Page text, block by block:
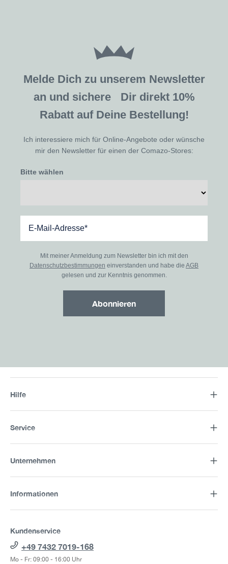
Melde Dich zu unserem Newsletter
an und sichere Dir direkt 10%
Rabatt auf Deine Bestellung!
Ich interessiere mich für Online-Angebote oder wünsche
mir den Newsletter für einen der Comazo-Stores:
Bitte wählen
Mit meiner Anmeldung zum Newsletter bin ich mit den
Datenschutzbestimmungen einverstanden und habe die AGB
gelesen und zur Kenntnis genommen.
Abonnieren
Hilfe
Service
Unternehmen
Informationen
Kundenservice
+49 7432 7019-168
Mo - Fr: 09:00 - 16:00 Uhr